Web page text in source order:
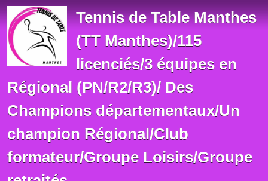
Tennis de Table Manthes
(TT Manthes)/115
licenciés/3 équipes en
Régional (PN/R2/R3)/ Des
Champions départementaux/Un
champion Régional/Club
formateur/Groupe Loisirs/Groupe
Panneau de gestion des cookies